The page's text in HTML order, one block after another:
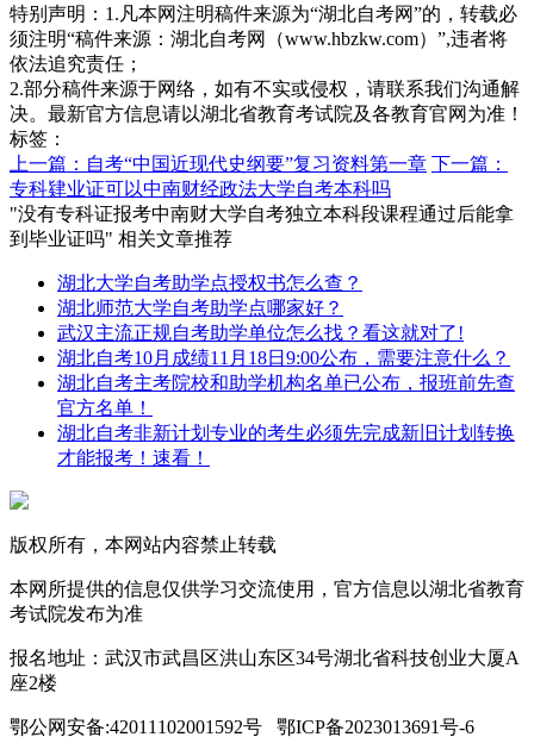
特别声明：1.凡本网注明稿件来源为“湖北自考网”的，转载必
须注明“稿件来源：湖北自考网（www.hbzkw.com）”,违者将
依法追究责任；
2.部分稿件来源于网络，如有不实或侵权，请联系我们沟通解
决。最新官方信息请以湖北省教育考试院及各教育官网为准！
标签：
上一篇：自考“中国近现代史纲要”复习资料第一章 下一篇：
专科肄业证可以中南财经政法大学自考本科吗
"没有专科证报考中南财大学自考独立本科段课程通过后能拿
到毕业证吗" 相关文章推荐
湖北大学自考助学点授权书怎么查？
湖北师范大学自考助学点哪家好？
武汉主流正规自考助学单位怎么找？看这就对了!
湖北自考10月成绩11月18日9:00公布，需要注意什么？
湖北自考主考院校和助学机构名单已公布，报班前先查
官方名单！
湖北自考非新计划专业的考生必须先完成新旧计划转换
才能报考！速看！
版权所有，本网站内容禁止转载
本网所提供的信息仅供学习交流使用，官方信息以湖北省教育
考试院发布为准
报名地址：武汉市武昌区洪山东区34号湖北省科技创业大厦A
座2楼
鄂公网安备:42011102001592号 鄂ICP备2023013691号-6